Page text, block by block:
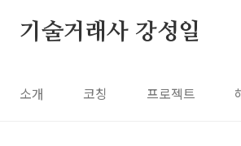
기술거래사 강성일
소개 코칭 프로젝트